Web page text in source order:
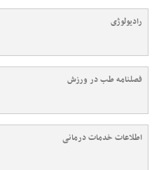
رادیولوژی
فصلنامه طب در ورزش
اطلاعات خدمات درمانی